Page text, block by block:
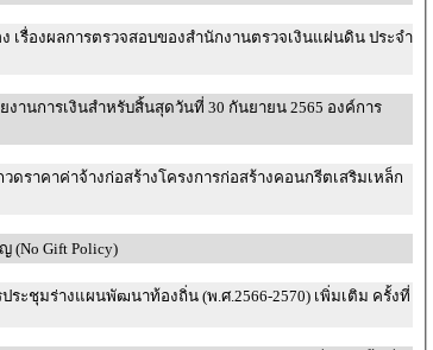
เรื่องผลการตรวจสอบของสำนักงานตรวจเงินแผ่นดิน ประจำ
านการเงินสำหรับสิ้นสุดวันที่ 30 กันยายน 2565 องค์การ
ดราคาค่าจ้างก่อสร้างโครงการก่อสร้างคอนกรีตเสริมเหล็ก
(No Gift Policy)
นาท้องถิ่น (พ.ศ.2566-2570) เพิ่มเติม ครั้งที่